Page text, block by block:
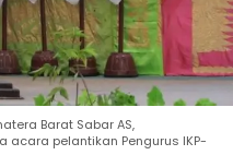
Barat Sabar AS,
pelantikan Pengurus IKP-